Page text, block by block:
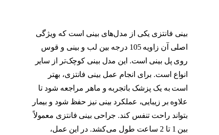
بینی فانتزی یکی از مدل‌های بینی است که ویژگی
اصلی آن زاویه 105 درجه بین لب و بینی و قوس
روی پل بینی است. این مدل بینی کوچک‌تر از سایر
انواع است. برای انجام عمل بینی فانتزی، بهتر
است به یک پزشک باتجربه و ماهر مراجعه شود تا
علاوه بر زیبایی، عملکرد بینی نیز حفظ شود و بیمار
بتواند راحت تنفس کند. جراحی بینی فانتزی معمولاً
بین 1 تا 2 ساعت طول می‌کشد. در این عمل،